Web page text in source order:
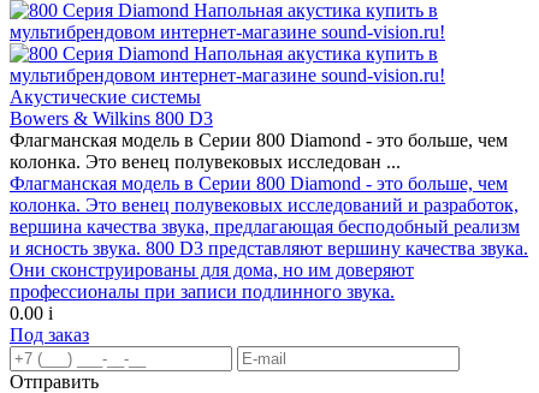
Акустические системы
Bowers & Wilkins 800 D3
Флагманская модель в Серии 800 Diamond - это больше, чем
колонка. Это венец полувековых исследован ...
Флагманская модель в Серии 800 Diamond - это больше, чем
колонка. Это венец полувековых исследований и разработок,
вершина качества звука, предлагающая бесподобный реализм
и ясность звука. 800 D3 представляют вершину качества звука.
Они сконструированы для дома, но им доверяют
профессионалы при записи подлинного звука.
0.00 i
Под заказ
Отправить